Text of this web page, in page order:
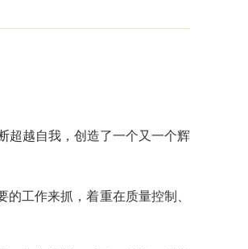
超越自我，创造了一个又一个辉
工作来抓，着重在质量控制、